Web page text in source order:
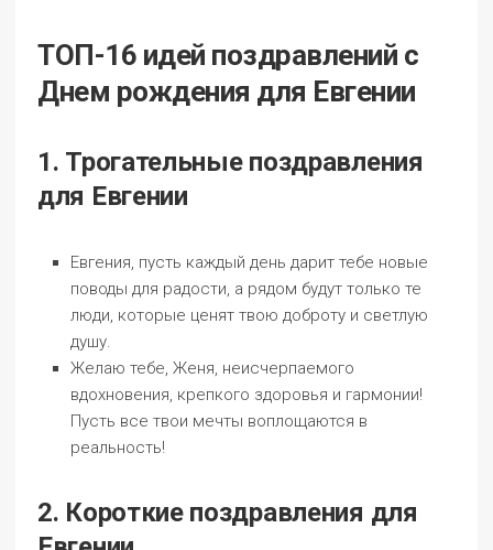
ТОП-16 идей поздравлений с
Днем рождения для Евгении
1. Трогательные поздравления
для Евгении
Евгения, пусть каждый день дарит тебе новые
поводы для радости, а рядом будут только те
люди, которые ценят твою доброту и светлую
душу.
Желаю тебе, Женя, неисчерпаемого
вдохновения, крепкого здоровья и гармонии!
Пусть все твои мечты воплощаются в
реальность!
2. Короткие поздравления для